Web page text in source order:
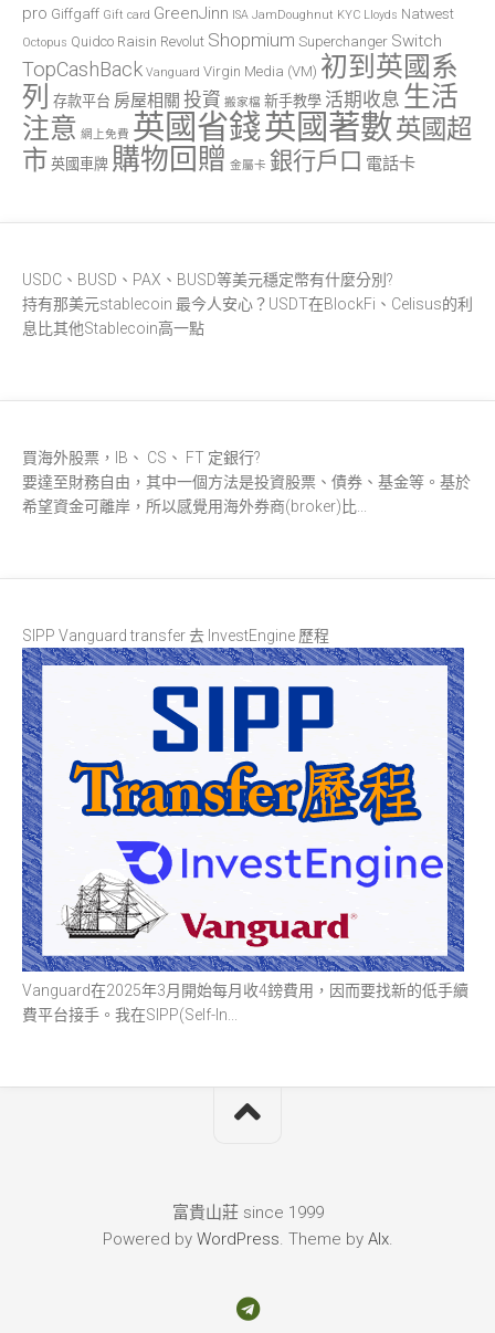
pro Giffgaff Gift card GreenJinn ISA JamDoughnut KYC Lloyds Natwest
Octopus Quidco Raisin Revolut Shopmium Superchanger Switch
TopCashBack Vanguard Virgin Media (VM) 初到英國系
列
存款平台 房屋相關 投資 搬家檔 新手教學 活期收息 生活
注意 網上免費 英國省錢英國著數英國超
市 英國車牌 購物回贈 金屬卡 銀行戶口 電話卡
USDC、BUSD、PAX、BUSD等美元穩定幣有什麼分別?
持有那美元stablecoin 最今人安心？USDT在BlockFi、Celisus的利
息比其他Stablecoin高一點
買海外股票，IB、 CS、 FT 定銀行?
要達至財務自由，其中一個方法是投資股票、債券、基金等。基於
希望資金可離岸，所以感覺用海外券商(broker)比...
SIPP Vanguard transfer 去 InvestEngine 歷程
Vanguard在2025年3月開始每月收4鎊費用，因而要找新的低手續
費平台接手。我在SIPP(Self-In...
富貴山莊 since 1999
Powered by WordPress. Theme by Alx.